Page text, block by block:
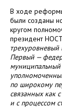
В ходе реформы
были созданы
кругом
президент
трехуровневый
Первый —
муниципальный
по широкому
связанных как
и с процессом